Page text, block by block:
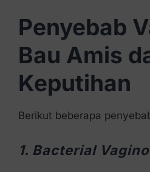
Penyebab
Bau Amis
Keputihan
Berikut beberapa
1. Bacterial